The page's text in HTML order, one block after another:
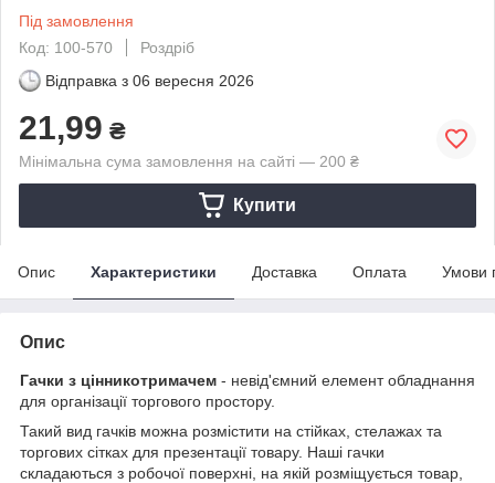
Під замовлення
Код: 100-570
Роздріб
Відправка з 06 вересня 2026
21,99 ₴
Мінімальна сума замовлення на сайті — 200 ₴
Купити
Опис Характеристики Доставка Оплата Умови
Опис
Гачки з цінникотримачем - невід'ємний елемент обладнання
для організації торгового простору.
Такий вид гачків можна розмістити на стійках, стелажах та
торгових сітках для презентації товару. Наші гачки
складаються з робочої поверхні, на якій розміщується товар,